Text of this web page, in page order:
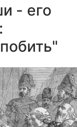
- его